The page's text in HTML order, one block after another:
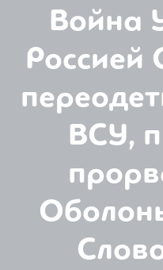
Война
Россией
ВСУ,